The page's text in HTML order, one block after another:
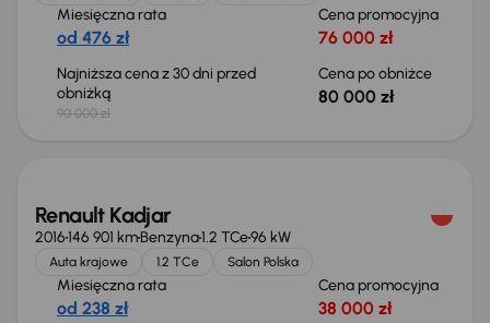
Miesięczna rata
od 476 zł
Cena promocyjna
76 000 zł
Najniższa cena z 30 dni przed
obniżką
90 000 zł
Cena po obniżce
80 000 zł
Renault Kadjar
2016146 901 kmBenzyna1.2 TCe96 kW
Auta krajowe 1.2 TCe Salon Polska
Miesięczna rata
od 238 zł
Cena promocyjna
38 000 zł